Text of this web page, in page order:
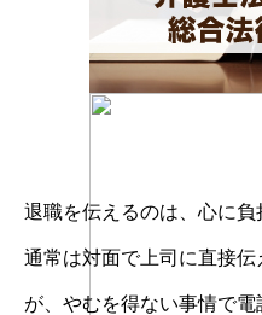
退職を伝えるのは、心に負
通常は対面で上司に直接
が、やむを得ない事情で